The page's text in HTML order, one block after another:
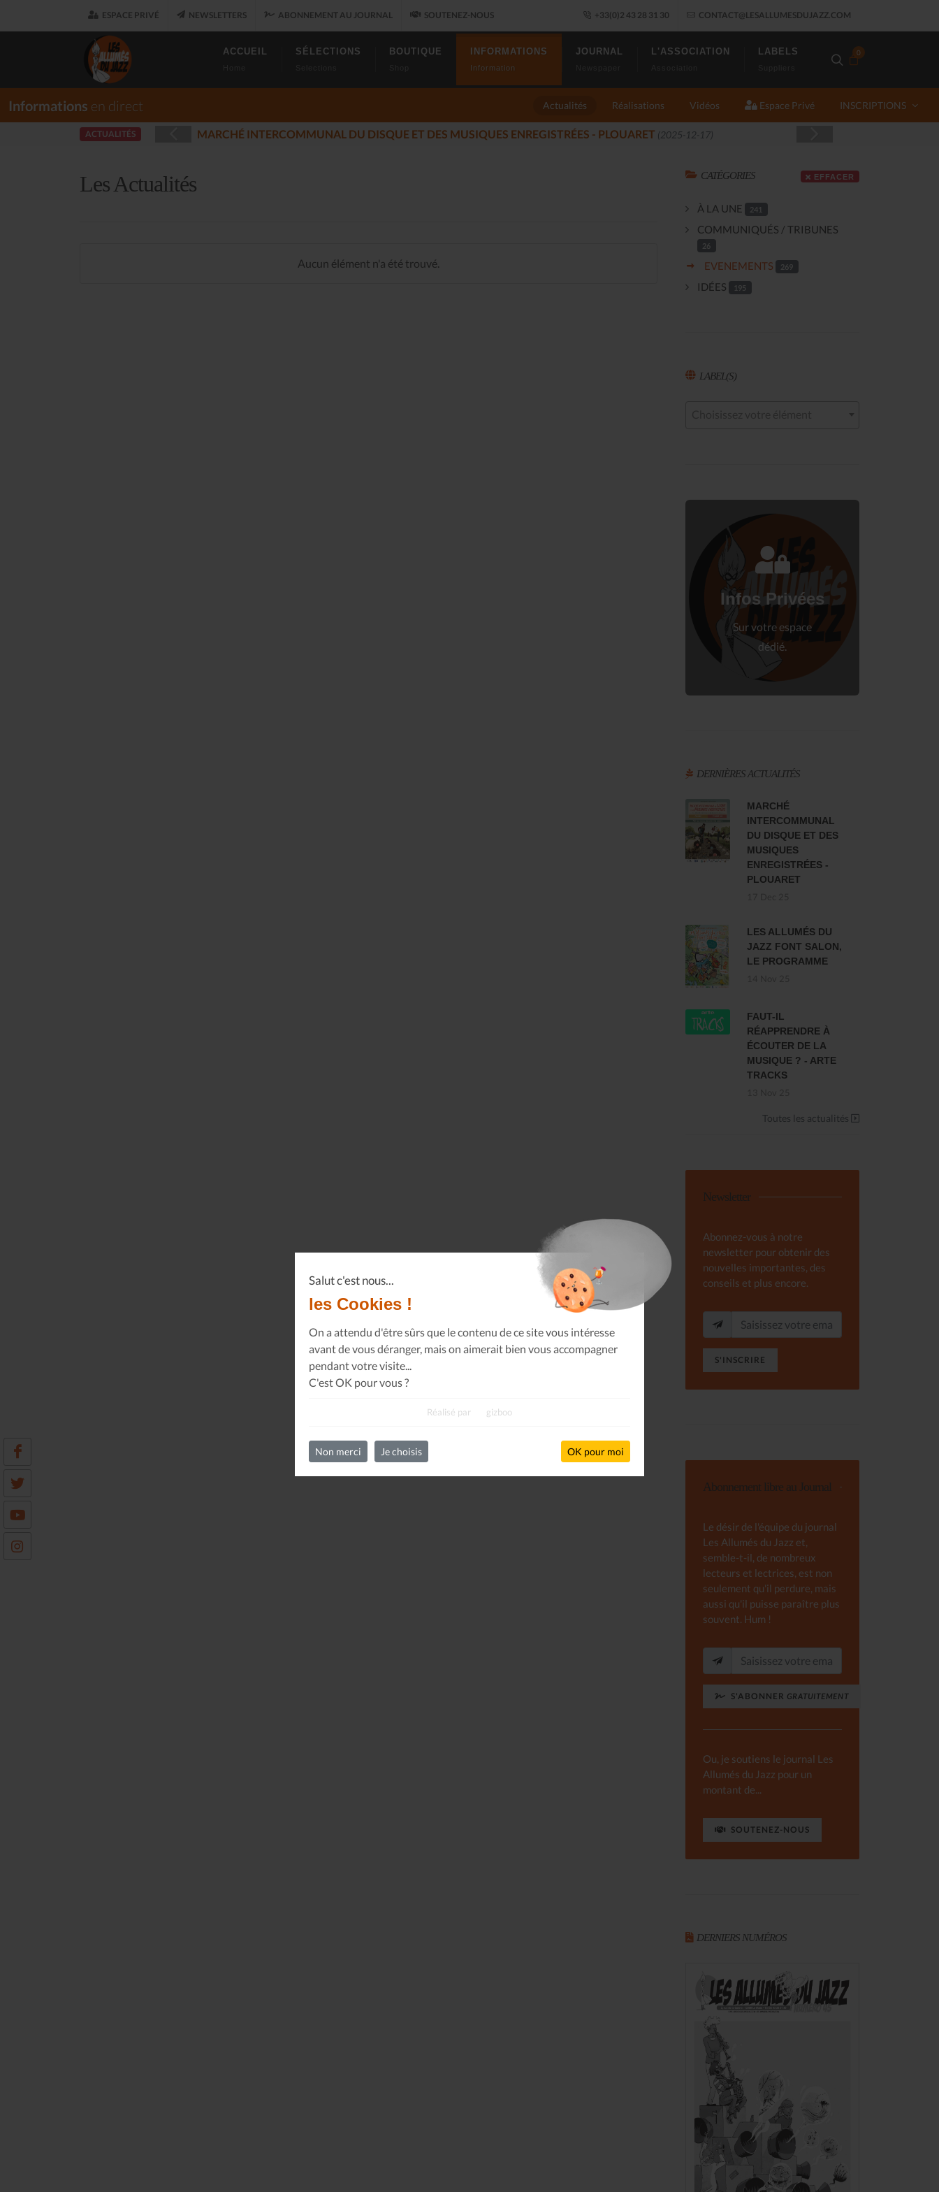
Salut c'est nous...
les Cookies !
On a attendu d'être sûrs que le contenu de ce site vous intéresse
avant de vous déranger, mais on aimerait bien vous accompagner
pendant votre visite...
C'est OK pour vous ?
Réalisé par gizboo
Non merci Je choisis OK pour moi
ESPACE PRIVÉ NEWSLETTERS ABONNEMENT AU JOURNAL SOUTENEZ-NOUS +33(0)2 43 28 31 30 CONTACT@LESALLUMESDUJAZZ.COM
0
ACCUEIL SÉLECTIONS BOUTIQUE INFORMATIONS
Information
JOURNAL L'ASSOCIATION LABELS
Informations en direct Actualités Réalisations Vidéos Espace Privé INSCRIPTIONS
ACTUALITÉS
(2025-12-17) LES ALLUMÉS DU JAZZ FONT SALON, LE PROGRAMME(2025-11-14)
Les Actualités
Aucun élément n'a été trouvé.
CATÉGORIES EFFACER
À LA UNE 241
COMMUNIQUÉS / TRIBUNES
26
EVENEMENTS 269
IDÉES 195
LABEL(S)
Infos Privées
Sur votre espace
dédié.
Connectez-vous
à votre espace privé.
DERNIÈRES ACTUALITÉS
MARCHÉ
INTERCOMMUNAL
DU DISQUE ET DES
MUSIQUES
ENREGISTRÉES -
PLOUARET
LES ALLUMÉS DU
JAZZ FONT SALON,
LE PROGRAMME
FAUT-IL
RÉAPPRENDRE À
ÉCOUTER DE LA
MUSIQUE ? - ARTE
TRACKS
Toutes les actualités
Newsletter
Abonnez-vous à notre
newsletter pour obtenir des
nouvelles importantes, des
conseils et plus encore.
S'INSCRIRE
Abonnement libre au Journal
Le désir de l'équipe du journal
Les Allumés du Jazz et,
semble-t-il, de nombreux
lecteurs et lectrices, est non
seulement qu'il perdure, mais
aussi qu'il puisse paraître plus
souvent. Hum !
S'ABONNER GRATUITEMENT
Ou, je soutiens le journal Les
Allumés du Jazz pour un
montant de...
SOUTENEZ-NOUS
DERNIERS NUMÉROS